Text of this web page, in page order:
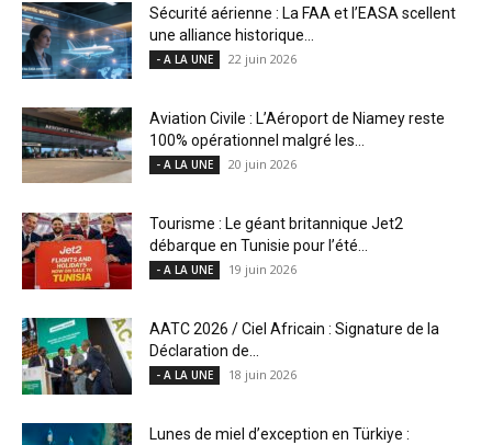
Sécurité aérienne : La FAA et l’EASA scellent
une alliance historique...
- A LA UNE 22 juin 2026
Aviation Civile : L’Aéroport de Niamey reste
100% opérationnel malgré les...
- A LA UNE 20 juin 2026
Tourisme : Le géant britannique Jet2
débarque en Tunisie pour l’été...
- A LA UNE 19 juin 2026
AATC 2026 / Ciel Africain : Signature de la
Déclaration de...
- A LA UNE 18 juin 2026
Lunes de miel d’exception en Türkiye :